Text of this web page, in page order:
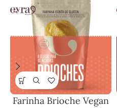
Farinha Brioche Vegan